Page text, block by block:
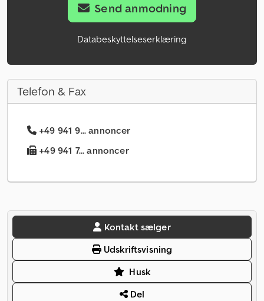
Send anmodning
Databeskyttelseserklæring
Telefon & Fax
+49 941 9... annoncer
+49 941 7... annoncer
Kontakt sælger
Udskriftsvisning
Husk
Del